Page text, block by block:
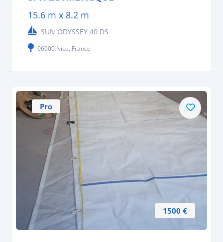
15.6 m x 8.2 m
SUN ODYSSEY 40 DS
06000 Nice, France
1500 €
Pro